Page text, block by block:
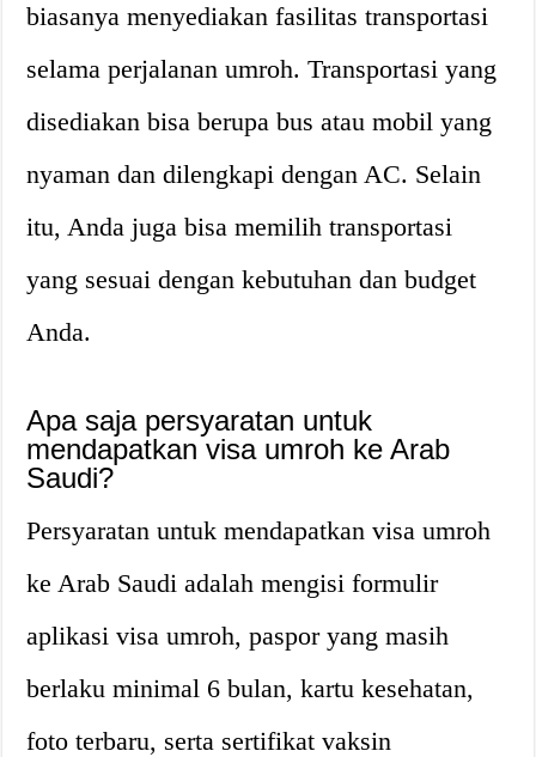
biasanya menyediakan fasilitas transportasi
selama perjalanan umroh. Transportasi yang
disediakan bisa berupa bus atau mobil yang
nyaman dan dilengkapi dengan AC. Selain
itu, Anda juga bisa memilih transportasi
yang sesuai dengan kebutuhan dan budget
Anda.
Apa saja persyaratan untuk
mendapatkan visa umroh ke Arab
Saudi?
Persyaratan untuk mendapatkan visa umroh
ke Arab Saudi adalah mengisi formulir
aplikasi visa umroh, paspor yang masih
berlaku minimal 6 bulan, kartu kesehatan,
foto terbaru, serta sertifikat vaksin